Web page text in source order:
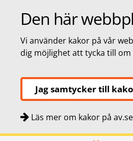
Den här
Vi använder kakor på vår
dig möjlighet att tycka till
Jag samtycker till
Läs mer om kakor på